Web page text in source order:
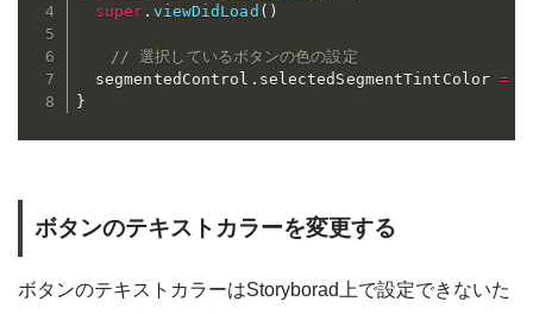
super . viewDidLoad ( )
// 選択しているボタンの色の設定
  segmentedControl
. selectedSegmentTintColor =
}
ボタンのテキストカラーを変更する
ボタンのテキストカラーはStoryborad上で設定できないた